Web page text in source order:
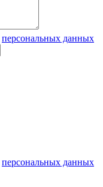
персональных данных
персональных данных